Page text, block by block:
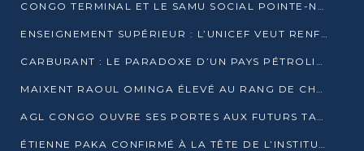
CONGO TERMINAL ET LE SAMU SOCIAL POINTE-NOIRE RENOUVELLENT LEUR PARTENARIAT EN FAVEUR DES JEUNES VULNÉRABLES
ENSEIGNEMENT SUPÉRIEUR : L’UNICEF VEUT RENFORCER LA RECHERCHE SUR LES QUESTIONS DE L’ENFANCE
CARBURANT : LE PARADOXE D’UN PAYS PÉTROLIER CONFRONTÉ À DES PÉNURIES RÉCURRENTES
MAIXENT RAOUL OMINGA ÉLEVÉ AU RANG DE CHEVALIER DE L’ORDRE DE L’AMITIÉ ENTRE LA RUSSIE ET LE CONGO
AGL CONGO OUVRE SES PORTES AUX FUTURS TALENTS DE LA LOGISTIQUE
ÉTIENNE PAKA CONFIRMÉ À LA TÊTE DE L’INSTITUT GÉOGRAPHIQUE NATIONAL